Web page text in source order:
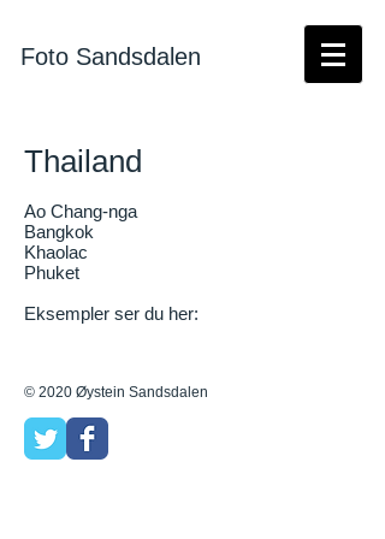
Foto Sandsdalen
Thailand
Ao Chang-nga
Bangkok
Khaolac
Phuket
Eksempler ser du her:
© 2020 Øystein Sandsdalen